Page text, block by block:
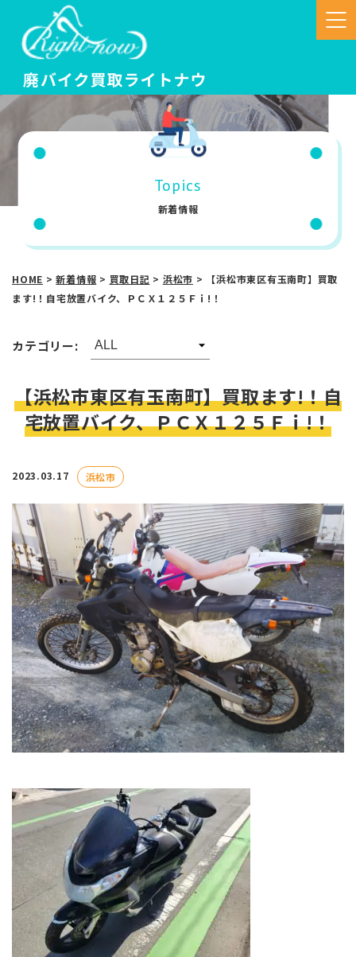
Topics
新着情報
HOME >新着情報 > 買取日記 > 浜松市 >
【浜松市東区有玉南町】買取
ます!！自宅放置バイク、ＰＣＸ１２５Ｆｉ!！
カテゴリー:
【浜松市東区有玉南町】買取ます!！自
宅放置バイク、ＰＣＸ１２５Ｆｉ!！
2023.03.17 浜松市